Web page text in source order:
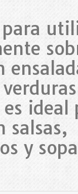
ideal
salsas,
y